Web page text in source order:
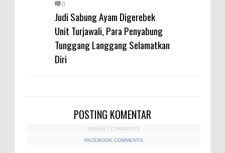
0
Judi Sabung Ayam Digerebek
Unit Turjawali, Para Penyabung
Tunggang Langgang Selamatkan
Diri
POSTING KOMENTAR
DEFAULT COMMENTS
FACEBOOK COMMENTS